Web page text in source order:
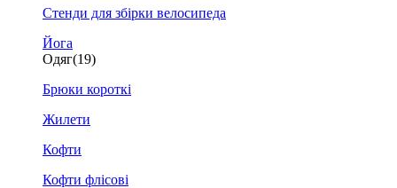
Стенди для збірки велосипеда
Йога
Одяг(19)
Брюки короткі
Жилети
Кофти
Кофти флісові